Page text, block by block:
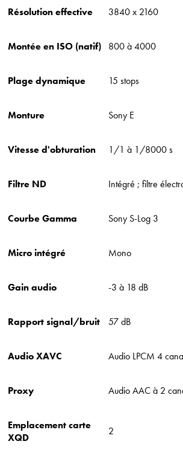
Résolution effective 3840 x 2160
Montée en ISO (natif) 800 à 4000
Plage dynamique 15 stops
Monture Sony E
Vitesse d'obturation 1/1 à 1/8000 s
Filtre ND Intégré ; filtre
Courbe Gamma Sony S-Log 3
Micro intégré Mono
Gain audio -3 à 18 dB
Rapport signal/bruit 57 dB
Audio XAVC Audio LPCM 4
Proxy Audio AAC à 2
Emplacement carte
XQD
2